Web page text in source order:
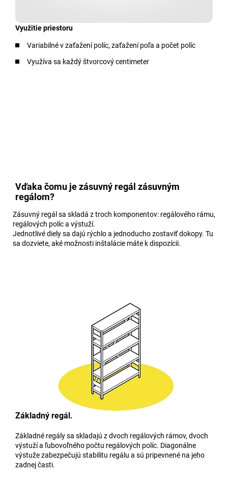
Využitie priestoru
Variabilné v zaťažení políc, zaťažení poľa a počet políc
Využíva sa každý štvorcový centimeter
Vďaka čomu je zásuvný regál zásuvným
regálom?
Zásuvný regál sa skladá z troch komponentov: regálového rámu,
regálových políc a výstuží.
Jednotlivé diely sa dajú rýchlo a jednoducho zostaviť dokopy. Tu
sa dozviete, aké možnosti inštalácie máte k dispozícii.
Základný regál.
Základné regály sa skladajú z dvoch regálových rámov, dvoch
výstuží a ľubovoľného počtu regálových políc. Diagonálne
výstuže zabezpečujú stabilitu regálu a sú pripevnené na jeho
zadnej časti.